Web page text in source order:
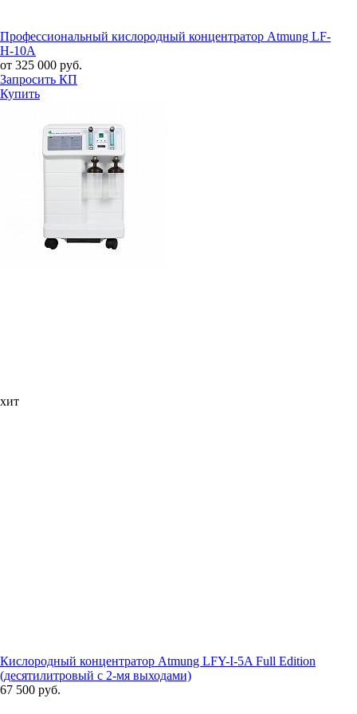
Профессиональный кислородный концентратор Atmung LF-
H-10A
от 325 000 руб.
Запросить КП
Купить
хит
Кислородный концентратор Atmung LFY-I-5A Full Edition
(десятилитровый с 2-мя выходами)
67 500 руб.